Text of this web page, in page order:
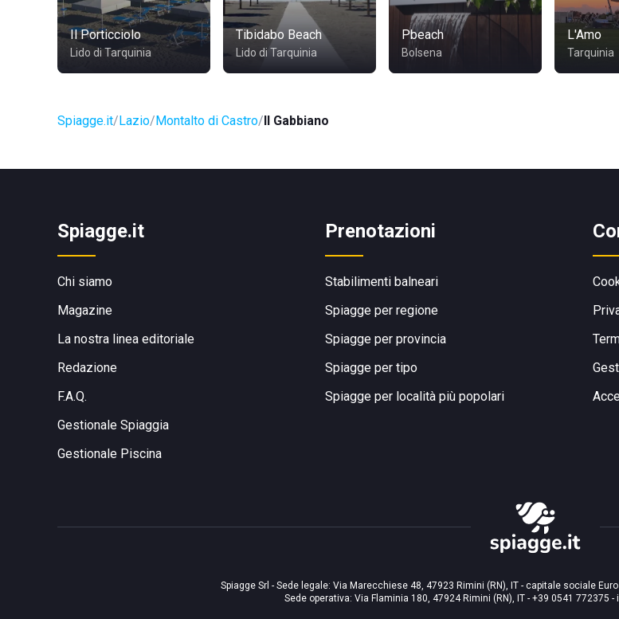
Il Porticciolo
Lido di Tarquinia
Tibidabo Beach
Lido di Tarquinia
Pbeach
Bolsena
L'Amo
Tarquinia
Spiagge.it Lazio Montalto di Castro Il Gabbiano
Spiagge.it
Chi siamo
Magazine
La nostra linea editoriale
Redazione
F.A.Q.
Gestionale Spiaggia
Gestionale Piscina
Prenotazioni
Stabilimenti balneari
Spiagge per regione
Spiagge per provincia
Spiagge per tipo
Spiagge per località più popolari
Spiagge Srl - Sede legale: Via Marecchiese 48, 47923 Rimini (RN), IT - capitale sociale
Sede operativa: Via Flaminia 180, 47924 Rimini (RN), IT - +39 0541 772375 -